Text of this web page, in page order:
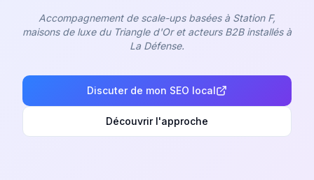
Accompagnement de scale-ups basées à Station F,
maisons de luxe du Triangle d'Or et acteurs B2B installés à
La Défense.
Discuter de mon SEO local
Découvrir l'approche